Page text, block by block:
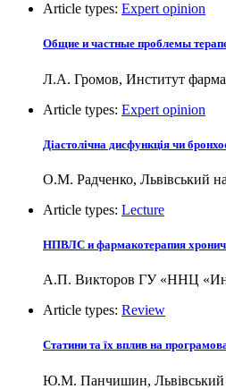
Article types: Expert opinion
Общие и частные проблемы
Л.А. Громов, Институт
Article types: Expert opinion
Діастолічна дисфункція чи
О.М. Радченко, Львівський
Article types: Lecture
НПВЛС и фармакотерапия
А.П. Викторов ГУ «ННЦ
Article types: Review
Статини та їх вплив на
Ю.М. Панчишин, Львівський